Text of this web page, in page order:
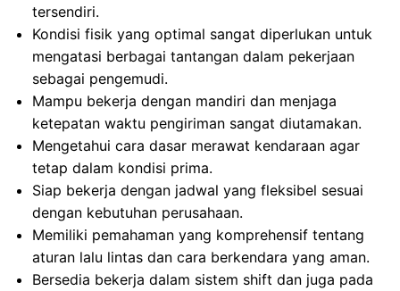
tersendiri.
Kondisi fisik yang optimal sangat diperlukan untuk
mengatasi berbagai tantangan dalam pekerjaan
sebagai pengemudi.
Mampu bekerja dengan mandiri dan menjaga
ketepatan waktu pengiriman sangat diutamakan.
Mengetahui cara dasar merawat kendaraan agar
tetap dalam kondisi prima.
Siap bekerja dengan jadwal yang fleksibel sesuai
dengan kebutuhan perusahaan.
Memiliki pemahaman yang komprehensif tentang
aturan lalu lintas dan cara berkendara yang aman.
Bersedia bekerja dalam sistem shift dan juga pada